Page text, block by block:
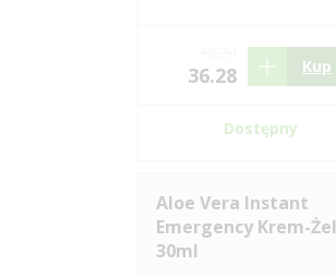
36.28 Kup
Dostępny
Aloe Vera Instant
Emergency Krem-Żel
30ml